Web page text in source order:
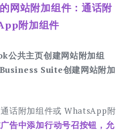
网站附加组件：通话附
附加组件
公共主页创建网站附加组
Suite创建网站附加
话附加组件或 WhatsApp附
告中添加行动号召按钮，允